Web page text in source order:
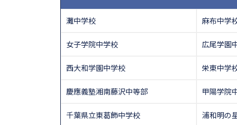
灘中学校 麻布中学
女子学院中学校 広尾学園
西大和学園中学校 栄東中学
慶應義塾湘南藤沢中等部 甲陽学院
千葉県立東葛飾中学校 浦和明の